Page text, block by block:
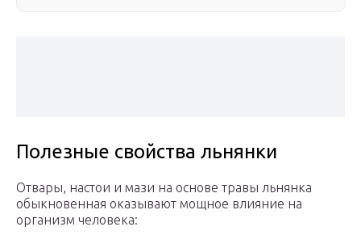
Полезные свойства льнянки
Отвары, настои и мази на основе травы льнянка
обыкновенная оказывают мощное влияние на
организм человека: